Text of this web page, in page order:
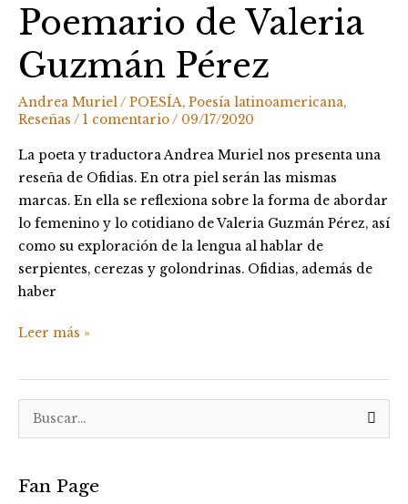
Poemario de Valeria
Guzmán Pérez
Andrea Muriel/ POESÍA, Poesía latinoamericana,
Reseñas / 1 comentario/ 09/17/2020
La poeta y traductora Andrea Muriel nos presenta una
reseña de Ofidias. En otra piel serán las mismas
marcas. En ella se reflexiona sobre la forma de abordar
lo femenino y lo cotidiano de Valeria Guzmán Pérez, así
como su exploración de la lengua al hablar de
serpientes, cerezas y golondrinas. Ofidias, además de
haber
marcas-
de
Valeria
Guzmán
Leer más »
c
Fan Page